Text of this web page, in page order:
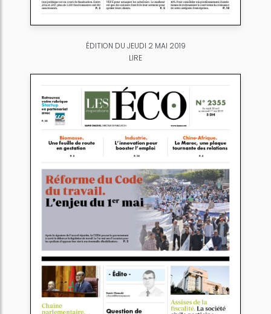
ÉDITION DU JEUDI 2 MAI 2019
LIRE